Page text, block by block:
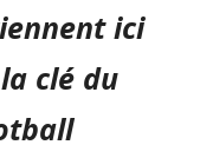
ici
clé du